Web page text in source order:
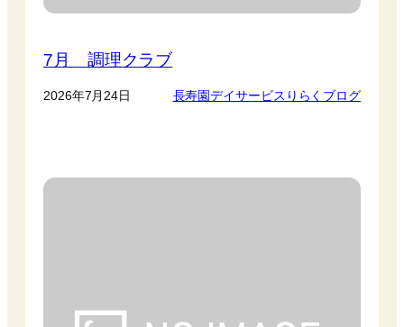
7月 調理クラブ
2026年7月24日 長寿園デイサービスりらくブログ